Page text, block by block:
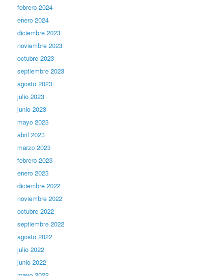
febrero 2024
enero 2024
diciembre 2023
noviembre 2023
octubre 2023
septiembre 2023
agosto 2023
julio 2023
junio 2023
mayo 2023
abril 2023
marzo 2023
febrero 2023
enero 2023
diciembre 2022
noviembre 2022
octubre 2022
septiembre 2022
agosto 2022
julio 2022
junio 2022